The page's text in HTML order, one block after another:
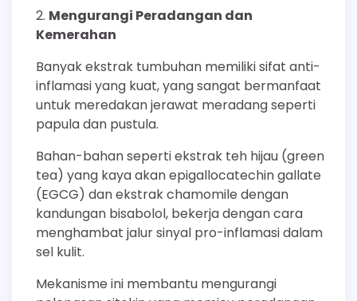
Mengurangi Peradangan dan
Kemerahan
Banyak ekstrak tumbuhan memiliki sifat anti-
inflamasi yang kuat, yang sangat bermanfaat
untuk meredakan jerawat meradang seperti
papula dan pustula.
Bahan-bahan seperti ekstrak teh hijau (green
tea) yang kaya akan epigallocatechin gallate
(EGCG) dan ekstrak chamomile dengan
kandungan bisabolol, bekerja dengan cara
menghambat jalur sinyal pro-inflamasi dalam
sel kulit.
Mekanisme ini membantu mengurangi